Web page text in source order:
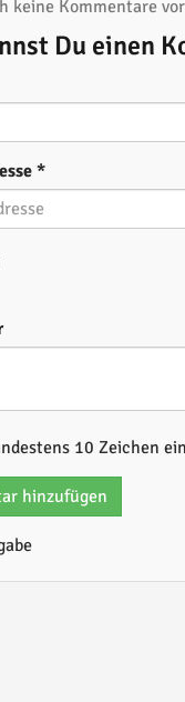
keine Kommentare
Du einen
*
10 Zeichen
hinzufügen